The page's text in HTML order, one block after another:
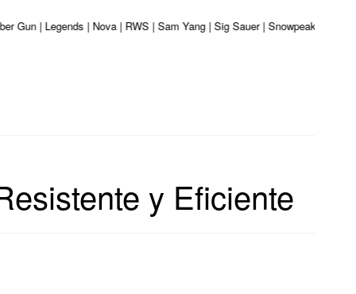
| Legends | Nova | RWS | Sam Yang | Sig Sauer | Snowpeak |
y Eficiente